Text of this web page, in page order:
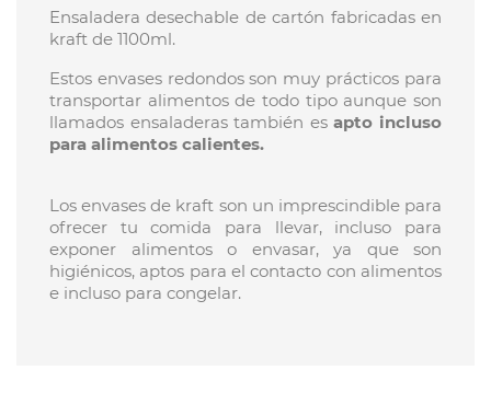
Ensaladera desechable de cartón fabricadas en
kraft de 1100ml.
Estos envases redondos son muy prácticos para
transportar alimentos de todo tipo aunque son
llamados ensaladeras también esapto incluso
para alimentos calientes.
Los envases de kraft son un imprescindible para
ofrecer tu comida para llevar, incluso para
exponer alimentos o envasar, ya que son
higiénicos, aptos para el contacto con alimentos
e incluso para congelar.